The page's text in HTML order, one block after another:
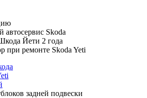
Skoda
Йети 2 года
при ремонте Skoda Yeti
задней подвески